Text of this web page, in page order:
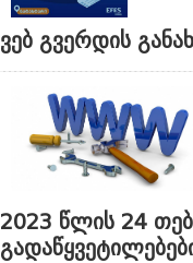
ვებ გვერდის
2023 წლის 24